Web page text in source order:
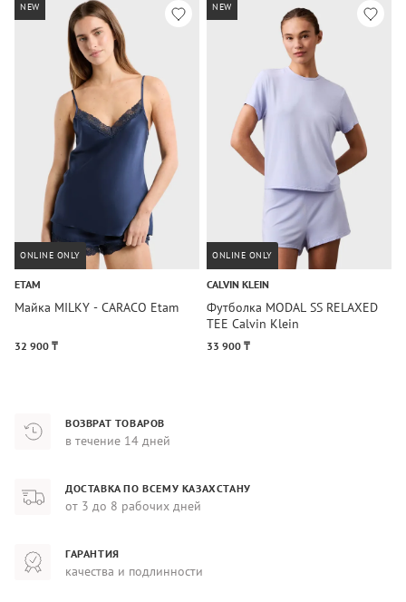
NEW
ONLINE ONLY
ETAM
Майка MILKY - CARACO Etam
32 900 ₸
NEW
ONLINE ONLY
CALVIN KLEIN
Футболка MODAL SS RELAXED
TEE Calvin Klein
33 900 ₸
ВОЗВРАТ ТОВАРОВ
в течение 14 дней
ДОСТАВКА ПО ВСЕМУ КАЗАХСТАНУ
от 3 до 8 рабочих дней
ГАРАНТИЯ
качества и подлинности